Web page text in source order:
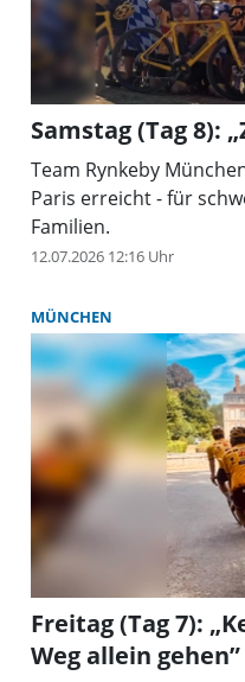
Samstag (Tag 8):
Team Rynkeby
Paris erreicht - für
Familien.
12.07.2026 12:16 Uhr
MÜNCHEN
Freitag (Tag 7):
Weg allein gehen”